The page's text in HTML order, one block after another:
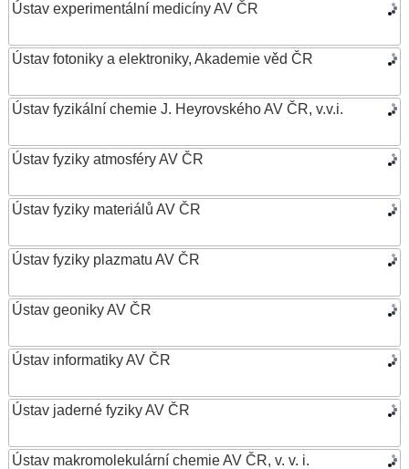
Ústav experimentální medicíny AV ČR
Ústav fotoniky a elektroniky, Akademie věd ČR
Ústav fyzikální chemie J. Heyrovského AV ČR, v.v.i.
Ústav fyziky atmosféry AV ČR
Ústav fyziky materiálů AV ČR
Ústav fyziky plazmatu AV ČR
Ústav geoniky AV ČR
Ústav informatiky AV ČR
Ústav jaderné fyziky AV ČR
Ústav makromolekulární chemie AV ČR, v. v. i.